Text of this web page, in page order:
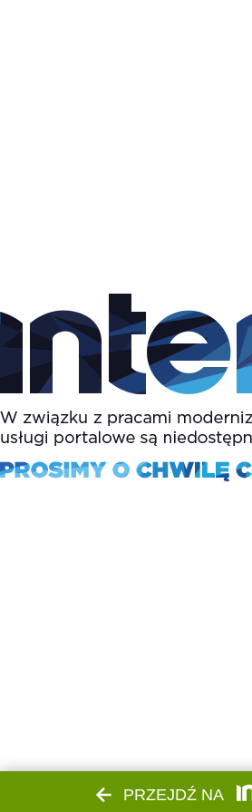
PRZEJDŹ NA